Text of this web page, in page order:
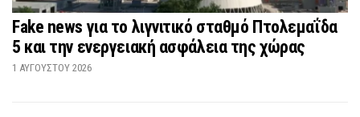
Fake news για το λιγνιτικό σταθμό Πτολεμαΐδα
5 και την ενεργειακή ασφάλεια της χώρας
1 ΑΥΓΟΎΣΤΟΥ 2026